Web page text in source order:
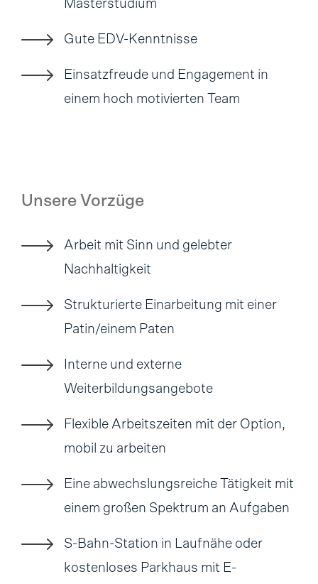
Masterstudium
Gute EDV-Kenntnisse
Einsatzfreude und Engagement in
einem hoch motivierten Team
Unsere Vorzüge
Arbeit mit Sinn und gelebter
Nachhaltigkeit
Strukturierte Einarbeitung mit einer
Patin/einem Paten
Interne und externe
Weiterbildungsangebote
Flexible Arbeitszeiten mit der Option,
mobil zu arbeiten
Eine abwechslungsreiche Tätigkeit mit
einem großen Spektrum an Aufgaben
S-Bahn-Station in Laufnähe oder
kostenloses Parkhaus mit E-